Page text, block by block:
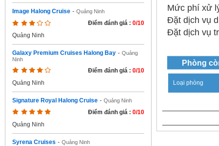
Image Halong Cruise - Quảng Ninh
Điểm đánh giá : 0/10
Quảng Ninh
Galaxy Premium Cruises Halong Bay - Quảng
Ninh
Điểm đánh giá : 0/10
Quảng Ninh
Signature Royal Halong Cruise - Quảng Ninh
Điểm đánh giá : 0/10
Quảng Ninh
Syrena Cruises - Quảng Ninh
Mức phí xử
Đặt dịch vụ
Đặt dịch vụ
Phòng
Loại phòng